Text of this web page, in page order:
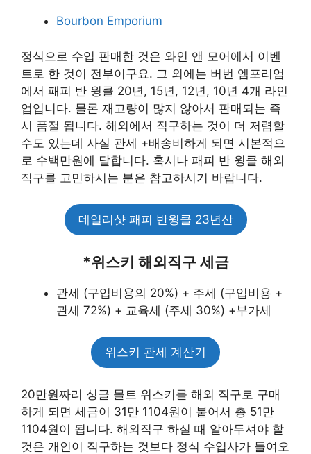
Bourbon Emporium
정식으로 수입 판매한 것은 와인 앤 모어에서 이벤
트로 한 것이 전부이구요. 그 외에는 버번 엠포리엄
에서 패피 반 윙클 20년, 15년, 12년, 10년 4개 라인
업입니다. 물론 재고량이 많지 않아서 판매되는 즉
시 품절 됩니다. 해외에서 직구하는 것이 더 저렴할
수도 있는데 사실 관세 +배송비하게 되면 시본적으
로 수백만원에 달합니다. 혹시나 패피 반 윙클 해외
직구를 고민하시는 분은 참고하시기 바랍니다.
데일리샷 패피 반윙클 23년산
*위스키 해외직구 세금
관세 (구입비용의 20%) + 주세 (구입비용 +
관세 72%) + 교육세 (주세 30%) +부가세
위스키 관세 계산기
20만원짜리 싱글 몰트 위스키를 해외 직구로 구매
하게 되면 세금이 31만 1104원이 붙어서 총 51만
1104원이 됩니다. 해외직구 하실 때 알아두셔야 할
것은 개인이 직구하는 것보다 정식 수입사가 들여오